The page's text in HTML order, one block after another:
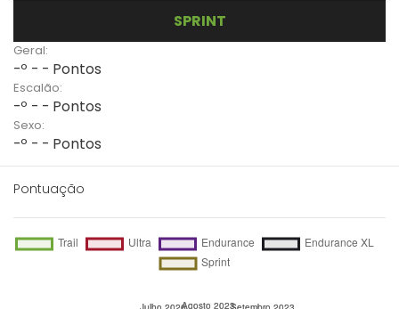
SPRINT
Geral:
-º - - Pontos
Escalão:
-º - - Pontos
Sexo:
-º - - Pontos
Pontuação